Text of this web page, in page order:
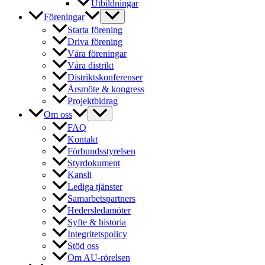
Utbildningar
Föreningar
Starta förening
Driva förening
Våra föreningar
Våra distrikt
Distriktskonferenser
Årsmöte & kongress
Projektbidrag
Om oss
FAQ
Kontakt
Förbundsstyrelsen
Styrdokument
Kansli
Lediga tjänster
Samarbetspartners
Hedersledamöter
Syfte & historia
Integritetspolicy
Stöd oss
Om AU-rörelsen